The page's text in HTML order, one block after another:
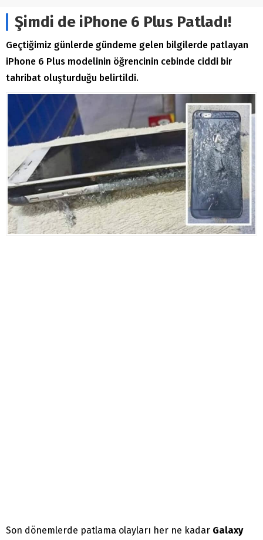
Şimdi de iPhone 6 Plus Patladı!
Geçtiğimiz günlerde gündeme gelen bilgilerde patlayan
iPhone 6 Plus modelinin öğrencinin cebinde ciddi bir
tahribat oluşturduğu belirtildi.
Son dönemlerde patlama olayları her ne kadar Galaxy